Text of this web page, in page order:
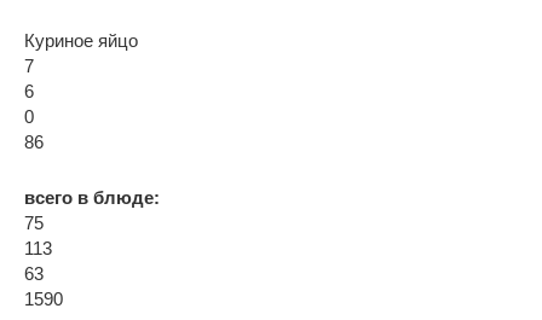
Куриное яйцо
7
6
0
86
всего в блюде:
75
113
63
1590